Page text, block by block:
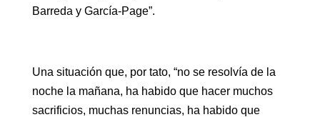
Barreda y García-Page”.
Una situación que, por tato, “no se resolvía de la
noche la mañana, ha habido que hacer muchos
sacrificios, muchas renuncias, ha habido que